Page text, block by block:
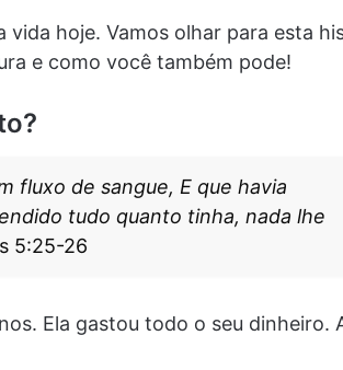
hoje. Vamos olhar para esta
e como você também pode!
fluxo de sangue, E que havia
tudo quanto tinha, nada lhe
5:25-26
Ela gastou todo o seu dinheiro.